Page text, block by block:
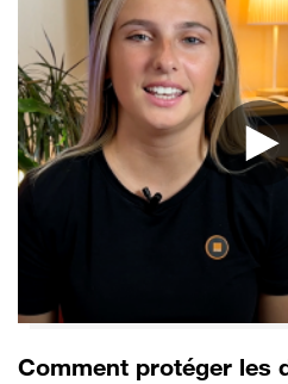
Comment protéger les